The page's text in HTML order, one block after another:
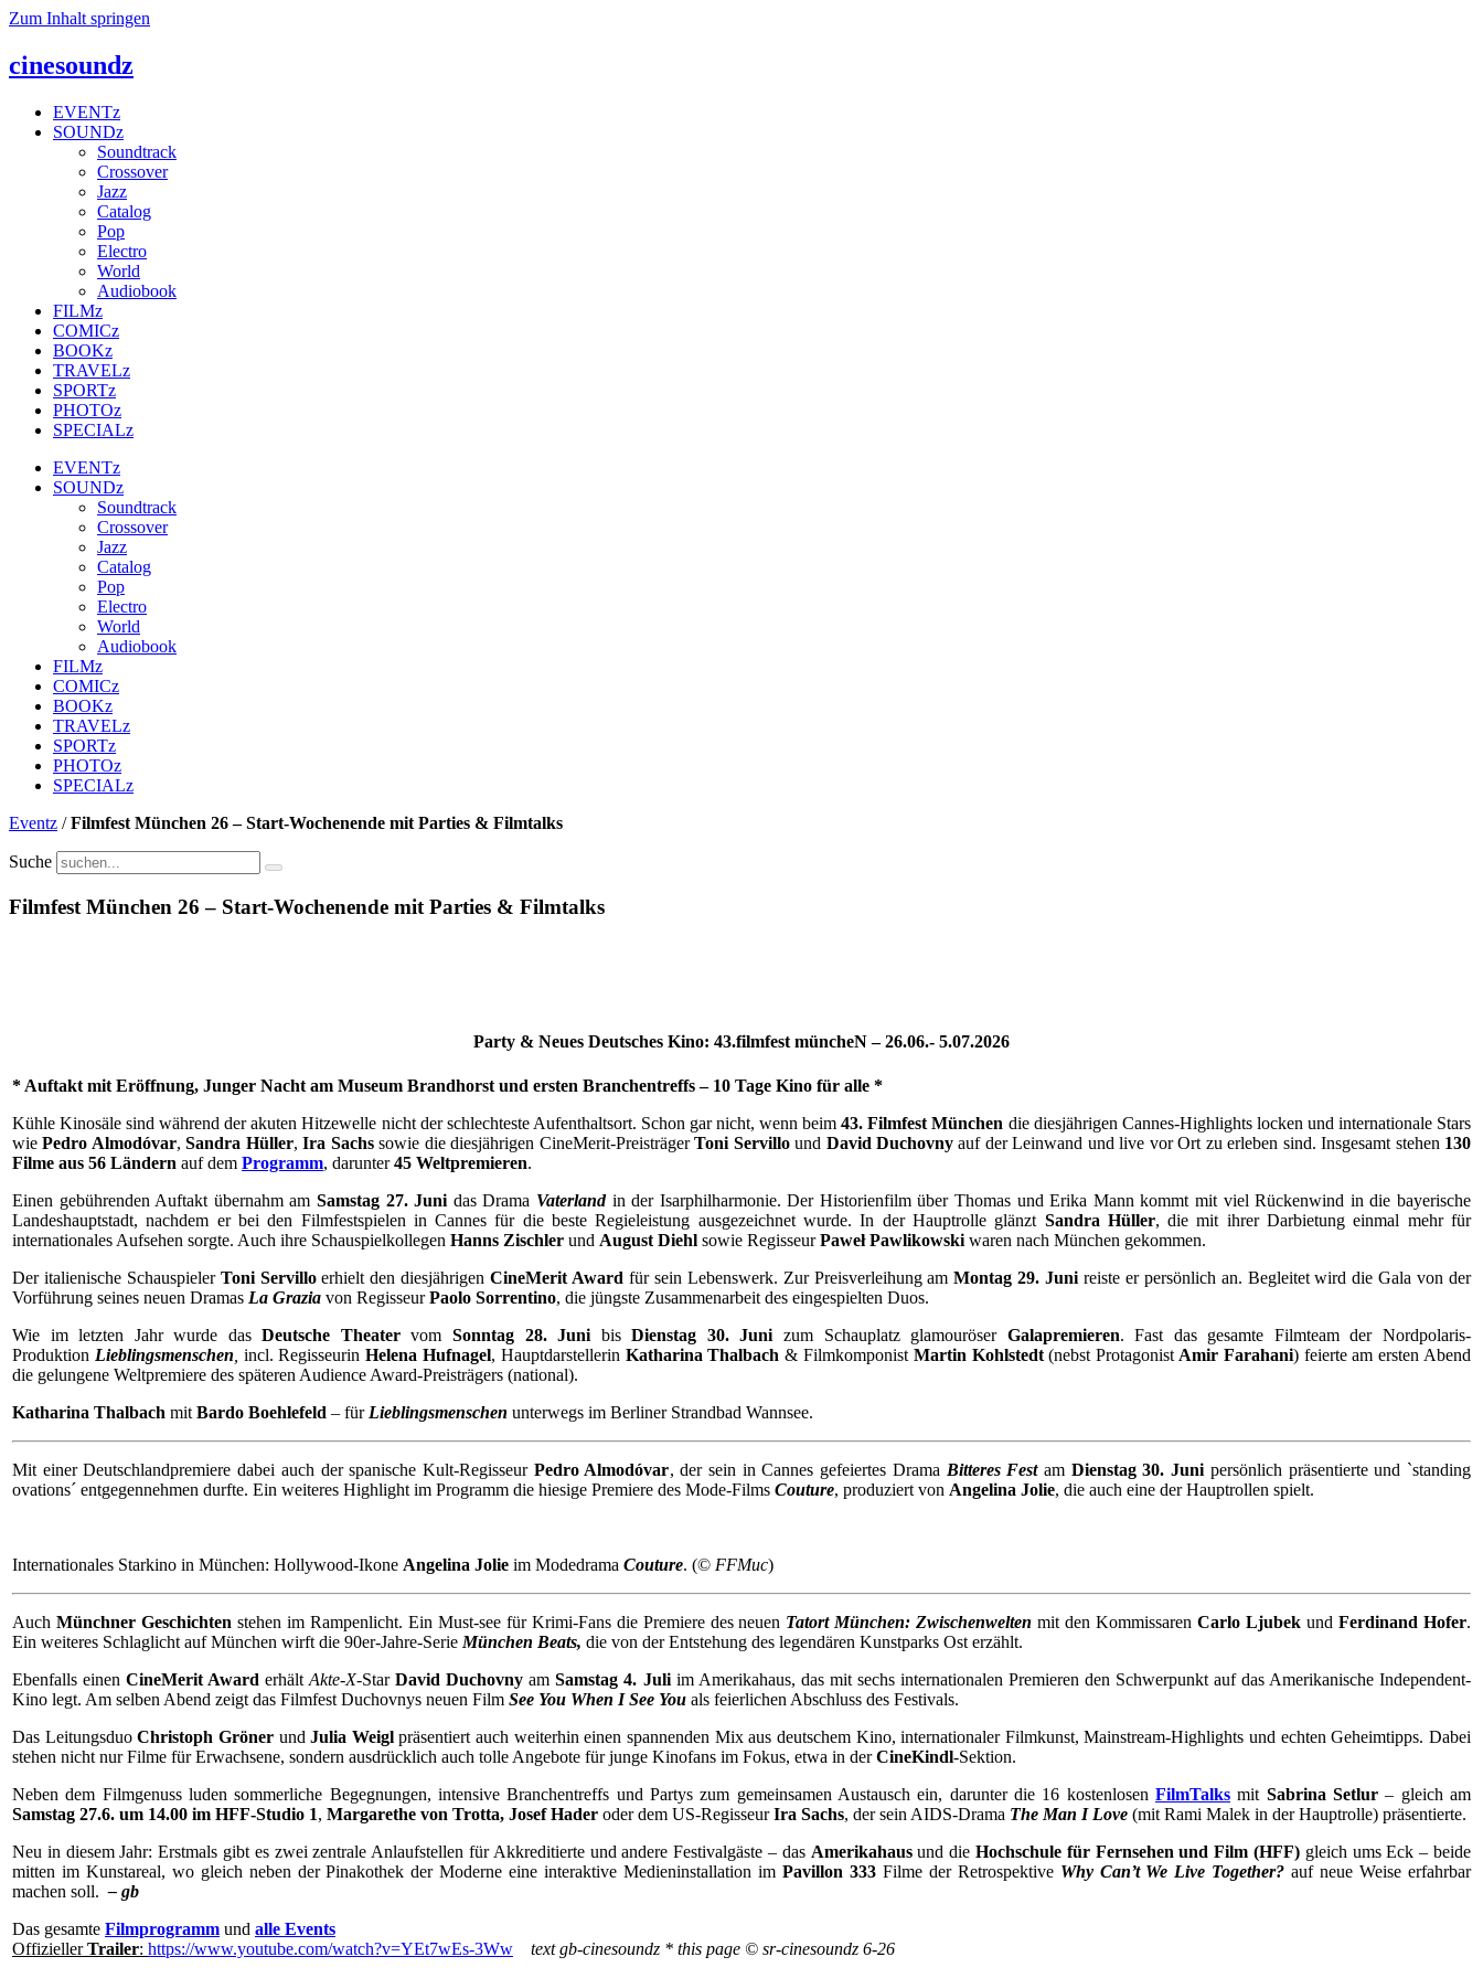
Zum Inhalt springen
cinesoundz
EVENTz
SOUNDz
Soundtrack
Crossover
Jazz
Catalog
Pop
Electro
World
Audiobook
FILMz
COMICz
BOOKz
TRAVELz
SPORTz
PHOTOz
SPECIALz
EVENTz
SOUNDz
Soundtrack
Crossover
Jazz
Catalog
Pop
Electro
World
Audiobook
FILMz
COMICz
BOOKz
TRAVELz
SPORTz
PHOTOz
SPECIALz
Eventz /Filmfest München 26 – Start-Wochenende mit Parties & Filmtalks
Suche
Filmfest München 26 – Start-Wochenende mit Parties & Filmtalks
Party & Neues Deutsches Kino: 43.filmfest müncheN – 26.06.- 5.07.2026
* Auftakt mit Eröffnung, Junger Nacht am Museum Brandhorst und ersten Branchentreffs – 10 Tage Kino für alle *
Kühle Kinosäle sind während der akuten Hitzewelle nicht der schlechteste Aufenthaltsort. Schon gar nicht, wenn beim43. Filmfest München die diesjährigen Cannes-Highlights locken und internationale Stars
wiePedro Almodóvar,Sandra Hüller,Ira Sachssowie die diesjährigen CineMerit-PreisträgerToni Servillound David Duchovny auf der Leinwand und live vor Ort zu erleben sind. Insgesamt stehen 130
Filme aus 56 Ländern auf dem Programm, darunter45 Weltpremieren.
Einen gebührenden Auftakt übernahm am Samstag 27. Juni das Drama Vaterlandin der Isarphilharmonie. Der Historienfilm über Thomas und Erika Mann kommt mit viel Rückenwind in die bayerische
Landeshauptstadt, nachdem er bei den Filmfestspielen in Cannes für die beste Regieleistung ausgezeichnet wurde. In der Hauptrolle glänzt Sandra Hüller, die mit ihrer Darbietung einmal mehr für
internationales Aufsehen sorgte. Auch ihre Schauspielkollegen Hanns Zischler und August Diehl sowie RegisseurPaweł Pawlikowski waren nach München gekommen.
Der italienische Schauspieler Toni Servilloerhielt den diesjährigenCineMerit Award für sein Lebenswerk. Zur Preisverleihung amMontag 29. Juni reiste er persönlich an. Begleitet wird die Gala von der
Vorführung seines neuen Dramas La Grazia von RegisseurPaolo Sorrentino, die jüngste Zusammenarbeit des eingespielten Duos.
Wie im letzten Jahr wurde dasDeutsche TheatervomSonntag 28. Juni bisDienstag 30. Juni zum Schauplatz glamouröser Galapremieren. Fast das gesamte Filmteam der Nordpolaris-
Produktion Lieblingsmenschen incl. RegisseurinHelena Hufnagel, Hauptdarstellerin Katharina Thalbach & Filmkomponist Martin Kohlstedt(nebst Protagonist Amir Farahani) feierte am ersten Abend
die gelungene Weltpremiere des späteren Audience Award-Preisträgers (national).
Katharina Thalbach mit Bardo Boehlefeld – für Lieblingsmenschen unterwegs im Berliner Strandbad Wannsee.
Mit einer Deutschlandpremiere dabei auch der spanische Kult-Regisseur Pedro Almodóvar, der sein in Cannes gefeiertes Drama Bitteres Fest am Dienstag 30. Juni persönlich präsentierte und `standing
ovations´ entgegennehmen durfte. Ein weiteres Highlight im Programm die hiesige Premiere des Mode-Films Couture, produziert von Angelina Jolie, die auch eine der Hauptrollen spielt.
Internationales Starkino in München: Hollywood-Ikone Angelina Jolie im Modedrama Couture. (© FFMuc)
Auch Münchner Geschichten stehen im Rampenlicht. Ein Must-see für Krimi-Fans die Premiere des neuen Tatort München: Zwischenwelten mit den KommissarenCarlo Ljubek undFerdinand Hofer.
Ein weiteres Schlaglicht auf München wirft die 90er-Jahre-Serie München Beats, die von der Entstehung des legendären Kunstparks Ost erzählt.
Ebenfalls einenCineMerit Award erhältAkte-X-StarDavid Duchovny amSamstag 4. Juliim Amerikahaus, das mit sechs internationalen Premieren den Schwerpunkt auf das Amerikanische Independent-
Kino legt. Am selben Abend zeigt das Filmfest Duchovnys neuen Film See You When I See You als feierlichen Abschluss des Festivals.
Das LeitungsduoChristoph GrönerundJulia Weiglpräsentiert auch weiterhin einen spannenden Mix aus deutschem Kino, internationaler Filmkunst, Mainstream-Highlights und echten Geheimtipps. Dabei
stehen nicht nur Filme für Erwachsene, sondern ausdrücklich auch tolle Angebote für junge Kinofans im Fokus, etwa in derCineKindl-Sektion.
Neben dem Filmgenuss luden sommerliche Begegnungen, intensive Branchentreffs und Partys zum gemeinsamen Austausch ein, darunter die 16 kostenlosen FilmTalks mit Sabrina Setlur– gleich am
Samstag 27.6. um 14.00 im HFF-Studio 1, Margarethe von Trotta, Josef Hader oder dem US-RegisseurIra Sachs, der sein AIDS-Drama The Man I Love (mit Rami Malek in der Hauptrolle) präsentierte.
Neu in diesem Jahr: Erstmals gibt es zwei zentrale Anlaufstellen für Akkreditierte und andere Festivalgäste – das Amerikahausund dieHochschule für Fernsehen und Film (HFF) gleich ums Eck – beide
mitten im Kunstareal, wo gleich neben der Pinakothek der Moderne eine interaktive Medieninstallation im Pavillon 333Filme der Retrospektive Why Can’t We Live Together? auf neue Weise erfahrbar
machen soll.– gb
Das gesamte Filmprogramm und alle Events
OffiziellerTrailer: https://www.youtube.com/watch?v=YEt7wEs-3Ww text gb-cinesoundz * this page © sr-cinesoundz 6-26